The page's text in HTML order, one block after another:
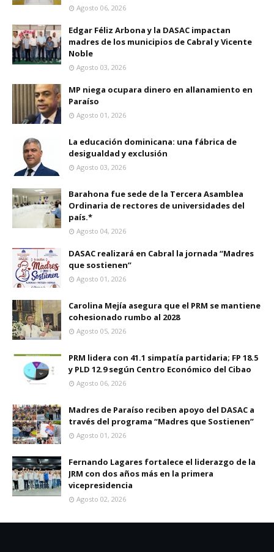
Agosto 06, 2026
Edgar Féliz Arbona y la DASAC impactan
madres de los municipios de Cabral y Vicente
Noble
Agosto 03, 2026
MP niega ocupara dinero en allanamiento en
Paraíso
Agosto 01, 2026
La educación dominicana: una fábrica de
desigualdad y exclusión
Agosto 03, 2026
Barahona fue sede de la Tercera Asamblea
Ordinaria de rectores de universidades del
país.*
Agosto 04, 2026
DASAC realizará en Cabral la jornada “Madres
que sostienen”
Agosto 01, 2026
Carolina Mejía asegura que el PRM se mantiene
cohesionado rumbo al 2028
Agosto 05, 2026
PRM lidera con 41.1 simpatía partidaria; FP 18.5
y PLD 12.9 según Centro Económico del Cibao
Agosto 06, 2026
Madres de Paraíso reciben apoyo del DASAC a
través del programa “Madres que Sostienen”
Agosto 01, 2026
Fernando Lagares fortalece el liderazgo de la
JRM con dos años más en la primera
vicepresidencia
Agosto 02, 2026